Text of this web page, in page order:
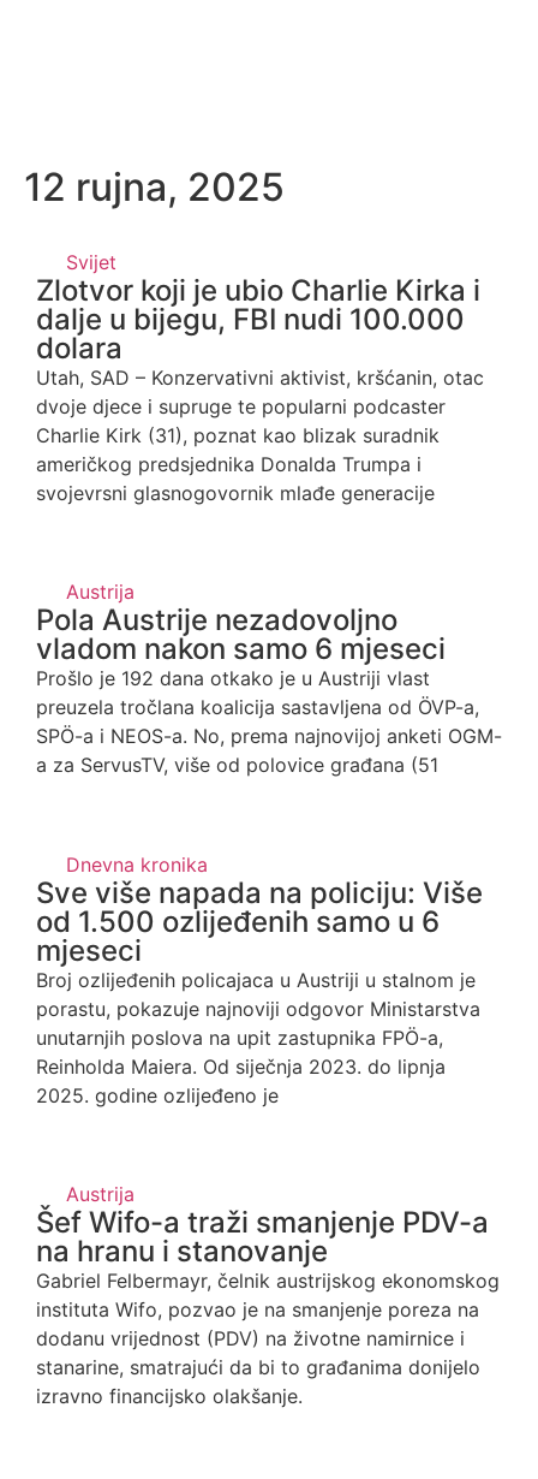
12 rujna, 2025
Svijet
Zlotvor koji je ubio Charlie Kirka i
dalje u bijegu, FBI nudi 100.000
dolara
Utah, SAD – Konzervativni aktivist, kršćanin, otac
dvoje djece i supruge te popularni podcaster
Charlie Kirk (31), poznat kao blizak suradnik
američkog predsjednika Donalda Trumpa i
svojevrsni glasnogovornik mlađe generacije
Austrija
Pola Austrije nezadovoljno
vladom nakon samo 6 mjeseci
Prošlo je 192 dana otkako je u Austriji vlast
preuzela tročlana koalicija sastavljena od ÖVP-a,
SPÖ-a i NEOS-a. No, prema najnovijoj anketi OGM-
a za ServusTV, više od polovice građana (51
Dnevna kronika
Sve više napada na policiju: Više
od 1.500 ozlijeđenih samo u 6
mjeseci
Broj ozlijeđenih policajaca u Austriji u stalnom je
porastu, pokazuje najnoviji odgovor Ministarstva
unutarnjih poslova na upit zastupnika FPÖ-a,
Reinholda Maiera. Od siječnja 2023. do lipnja
2025. godine ozlijeđeno je
Austrija
Šef Wifo-a traži smanjenje PDV-a
na hranu i stanovanje
Gabriel Felbermayr, čelnik austrijskog ekonomskog
instituta Wifo, pozvao je na smanjenje poreza na
dodanu vrijednost (PDV) na životne namirnice i
stanarine, smatrajući da bi to građanima donijelo
izravno financijsko olakšanje.